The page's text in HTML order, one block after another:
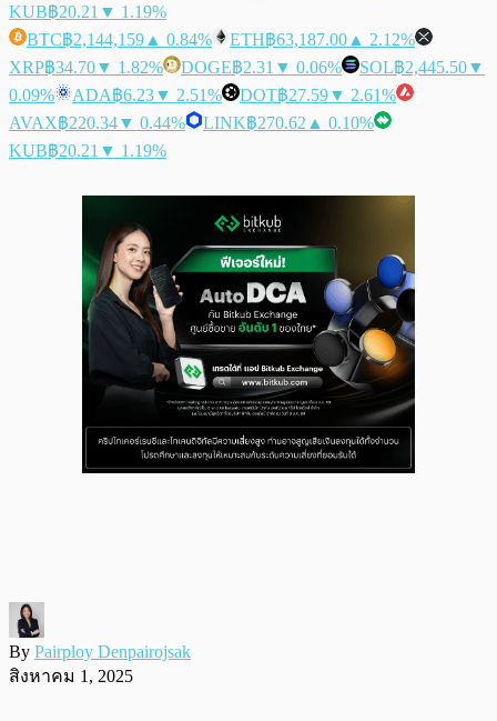
KUB฿20.21 ▼ 1.19%
BTC฿2,144,159 ▲ 0.84% ETH฿63,187.00 ▲ 2.12%
XRP฿34.70▼ 1.82% DOGE฿2.31 ▼ 0.06% SOL฿2,445.50▼
0.09%
ADA฿6.23▼ 2.51% DOT฿27.59▼ 2.61%
AVAX฿220.34▼ 0.44% LINK฿270.62 ▲ 0.10%
KUB฿20.21 ▼ 1.19%
By Pairploy Denpairojsak
สิงหาคม 1, 2025